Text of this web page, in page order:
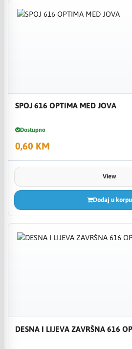
SPOJ 616 OPTIMA MED JOVA
Dostupno
0,60 KM
View
Dodaj u korpu
DESNA I LIJEVA ZAVRŠNA 616